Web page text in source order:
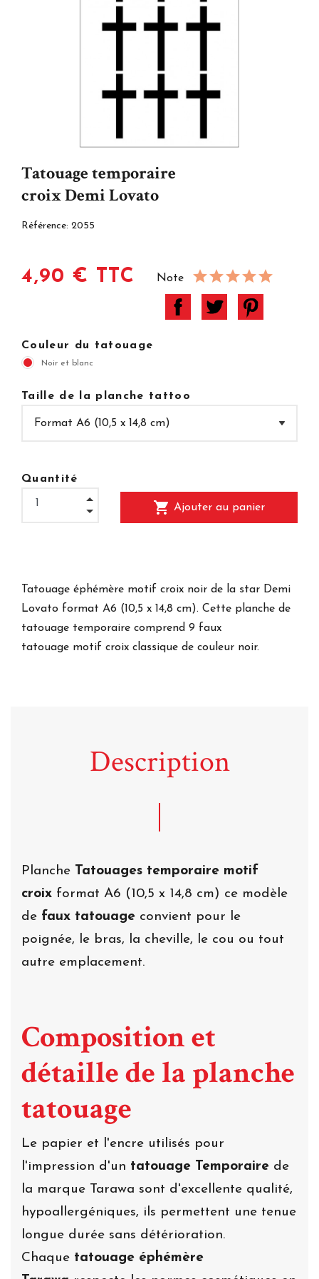
Tatouage temporaire
croix Demi Lovato
Référence: 2055
4,90 € TTC Note
Couleur du tatouage
Noir et blanc
Taille de la planche tattoo
Quantité
shopping_cart Ajouter au panier
Tatouage éphémère motif croix noir de la star Demi
Lovato format A6 (10,5 x 14,8 cm). Cette planche de
tatouage temporaire comprend 9 faux
tatouage motif croix classique de couleur noir.
Description
Planche Tatouages temporaire motif
croix format A6 (10,5 x 14,8 cm) ce modèle
de faux tatouage convient pour le
poignée, le bras, la cheville, le cou ou tout
autre emplacement.
Composition et
détaille de la planche
tatouage
Le papier et l'encre utilisés pour
l'impression d'un tatouage Temporaire de
la marque Tarawa sont d'excellente qualité,
hypoallergéniques, ils permettent une tenue
longue durée sans détérioration.
Chaque tatouage éphémère